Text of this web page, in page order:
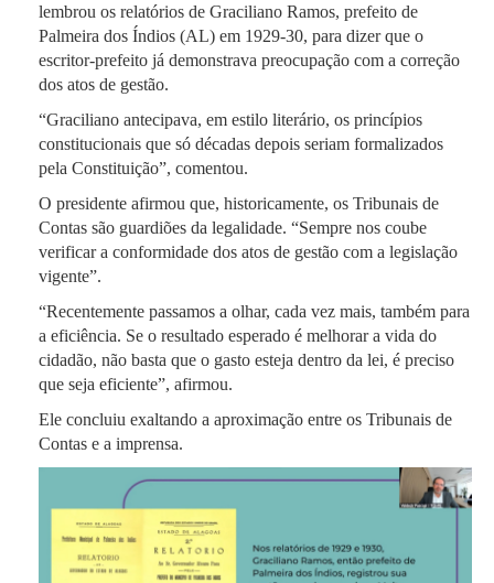
lembrou os relatórios de Graciliano Ramos, prefeito de
Palmeira dos Índios (AL) em 1929-30, para dizer que o
escritor-prefeito já demonstrava preocupação com a correção
dos atos de gestão.
“Graciliano antecipava, em estilo literário, os princípios
constitucionais que só décadas depois seriam formalizados
pela Constituição”, comentou.
O presidente afirmou que, historicamente, os Tribunais de
Contas são guardiões da legalidade. “Sempre nos coube
verificar a conformidade dos atos de gestão com a legislação
vigente”.
“Recentemente passamos a olhar, cada vez mais, também para
a eficiência. Se o resultado esperado é melhorar a vida do
cidadão, não basta que o gasto esteja dentro da lei, é preciso
que seja eficiente”, afirmou.
Ele concluiu exaltando a aproximação entre os Tribunais de
Contas e a imprensa.